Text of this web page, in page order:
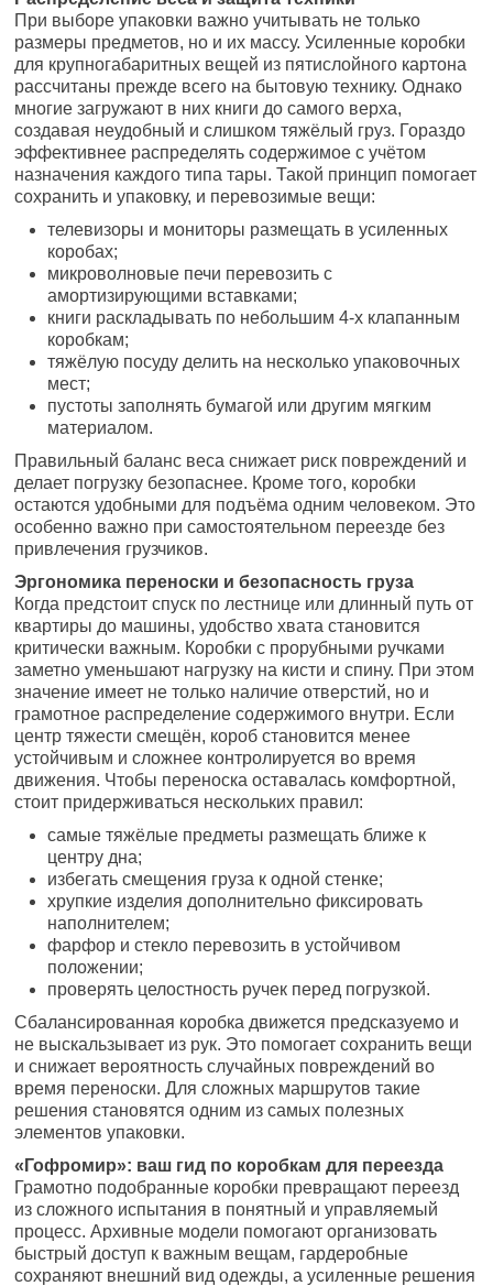
При выборе упаковки важно учитывать не только
размеры предметов, но и их массу. Усиленные коробки
для крупногабаритных вещей из пятислойного картона
рассчитаны прежде всего на бытовую технику. Однако
многие загружают в них книги до самого верха,
создавая неудобный и слишком тяжёлый груз. Гораздо
эффективнее распределять содержимое с учётом
назначения каждого типа тары. Такой принцип помогает
сохранить и упаковку, и перевозимые вещи:
телевизоры и мониторы размещать в усиленных
коробах;
микроволновые печи перевозить с
амортизирующими вставками;
книги раскладывать по небольшим 4-х клапанным
коробкам;
тяжёлую посуду делить на несколько упаковочных
мест;
пустоты заполнять бумагой или другим мягким
материалом.
Правильный баланс веса снижает риск повреждений и
делает погрузку безопаснее. Кроме того, коробки
остаются удобными для подъёма одним человеком. Это
особенно важно при самостоятельном переезде без
привлечения грузчиков.
Эргономика переноски и безопасность груза
Когда предстоит спуск по лестнице или длинный путь от
квартиры до машины, удобство хвата становится
критически важным. Коробки с прорубными ручками
заметно уменьшают нагрузку на кисти и спину. При этом
значение имеет не только наличие отверстий, но и
грамотное распределение содержимого внутри. Если
центр тяжести смещён, короб становится менее
устойчивым и сложнее контролируется во время
движения. Чтобы переноска оставалась комфортной,
стоит придерживаться нескольких правил:
самые тяжёлые предметы размещать ближе к
центру дна;
избегать смещения груза к одной стенке;
хрупкие изделия дополнительно фиксировать
наполнителем;
фарфор и стекло перевозить в устойчивом
положении;
проверять целостность ручек перед погрузкой.
Сбалансированная коробка движется предсказуемо и
не выскальзывает из рук. Это помогает сохранить вещи
и снижает вероятность случайных повреждений во
время переноски. Для сложных маршрутов такие
решения становятся одним из самых полезных
элементов упаковки.
«Гофромир»: ваш гид по коробкам для переезда
Грамотно подобранные коробки превращают переезд
из сложного испытания в понятный и управляемый
процесс. Архивные модели помогают организовать
быстрый доступ к важным вещам, гардеробные
сохраняют внешний вид одежды, а усиленные решения